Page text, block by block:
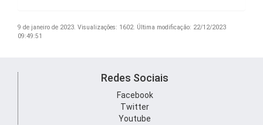
9 de janeiro de 2023. Visualizações: 1602. Última modificação: 22/12/2023
09:49:51
Redes Sociais
Facebook
Twitter
Youtube